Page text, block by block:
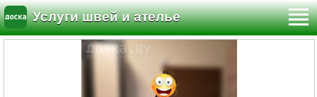
Услуги швей и ателье